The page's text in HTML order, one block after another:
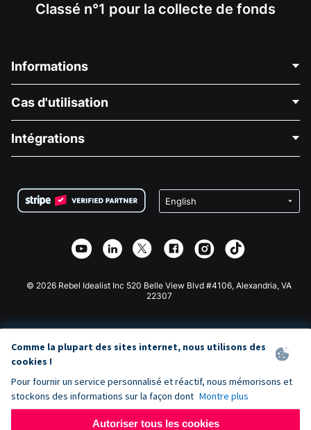
Classé n°1 pour la collecte de fonds
Informations
À propos de nous
Carrières
Confidentialité
Partenariat d'affiliation
Bibliothèque
Cas d'utilisation
Collecte de fonds médicale
Collecte de fonds caritative
Intégrations
Plugin de don Wix
Application de don Webflow
Don Joomla
© 2026 Rebel Idealist Inc 520 Belle View Blvd #4106, Alexandria, VA
22307
Comme la plupart des sites internet, nous utilisons des
cookies !
Pour fournir un service personnalisé et réactif, nous mémorisons et
stockons des informations sur la façon dont Montre plus
Autoriser tous les cookies